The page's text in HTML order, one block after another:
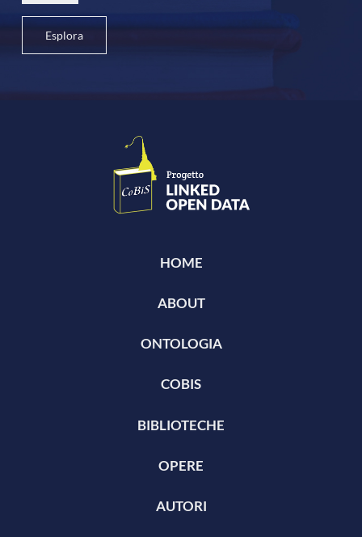
Esplora
HOME
ABOUT
ONTOLOGIA
COBIS
BIBLIOTECHE
OPERE
AUTORI